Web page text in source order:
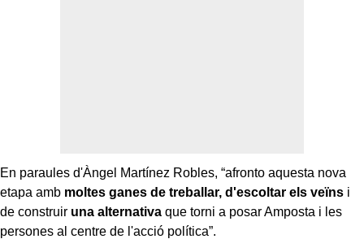
En paraules d'Àngel Martínez Robles, “afronto aquesta nova
etapa amb moltes ganes de treballar, d'escoltar els veïns i
de construir una alternativa que torni a posar Amposta i les
persones al centre de l'acció política”.